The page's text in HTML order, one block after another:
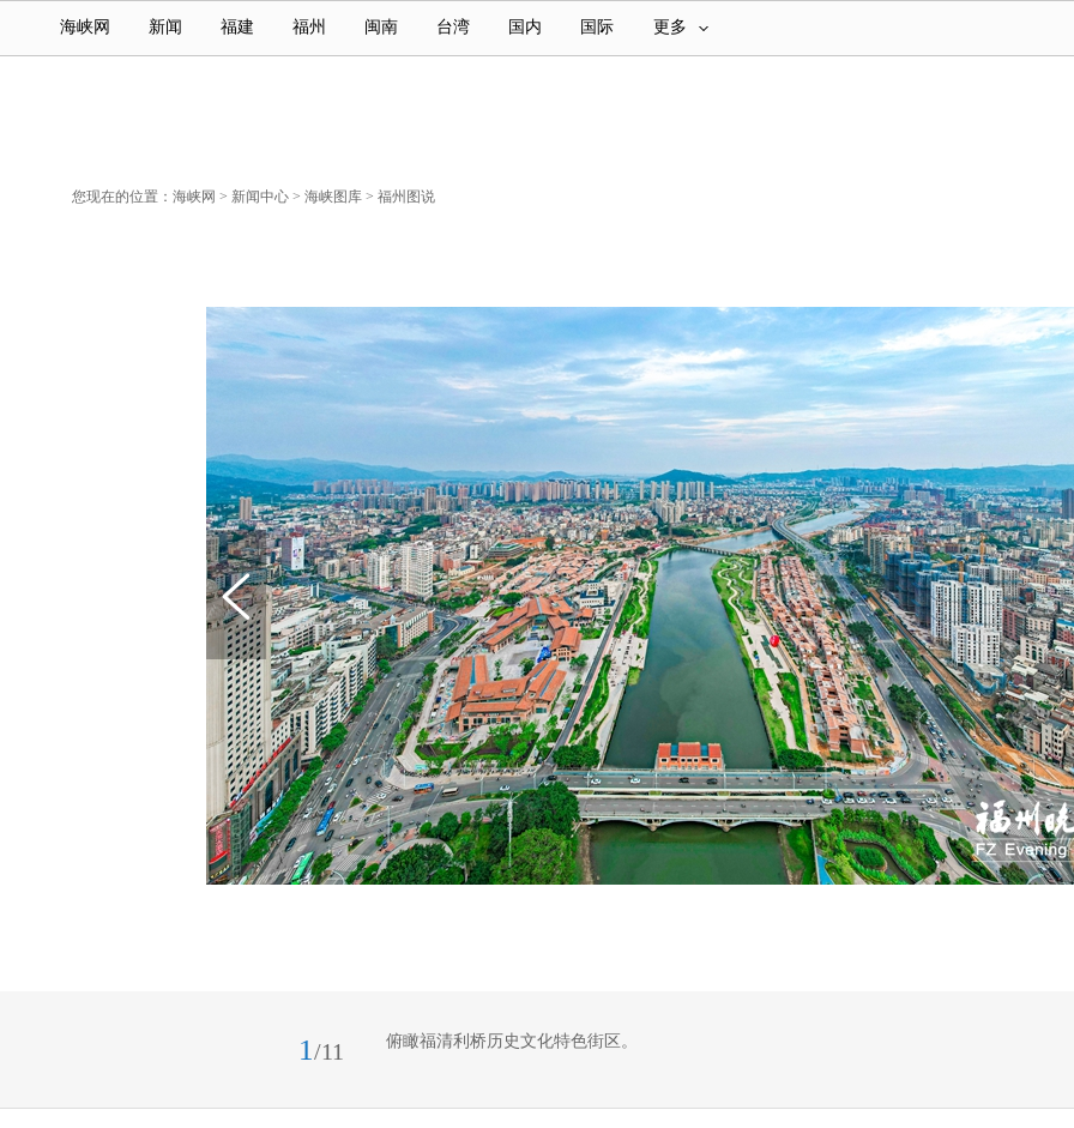
海峡网 新闻 福建 福州 闽南 台湾 国内 国际 更多
您现在的位置： 海峡网 > 新闻中心 > 海峡图库 > 福州图说
1 /11 俯瞰福清利桥历史文化特色街区。